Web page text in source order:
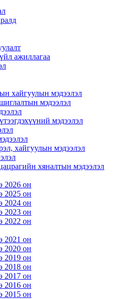
ажиллагаа
хайгуулын мэдээлэл
мэдээлэл
мэдээлэл
хайгуулын мэдээлэл
хяналтын мэдээлэл
2026 он
2025 он
2024 он
2023 он
2022 он
2021 он
2020 он
2019 он
2018 он
2017 он
2016 он
2015 он